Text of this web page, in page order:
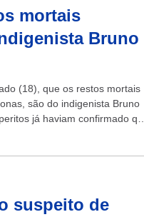
mortais
Bruno
(18), que os restos mortais
são do indigenista Bruno
já haviam confirmado que
suspeito de